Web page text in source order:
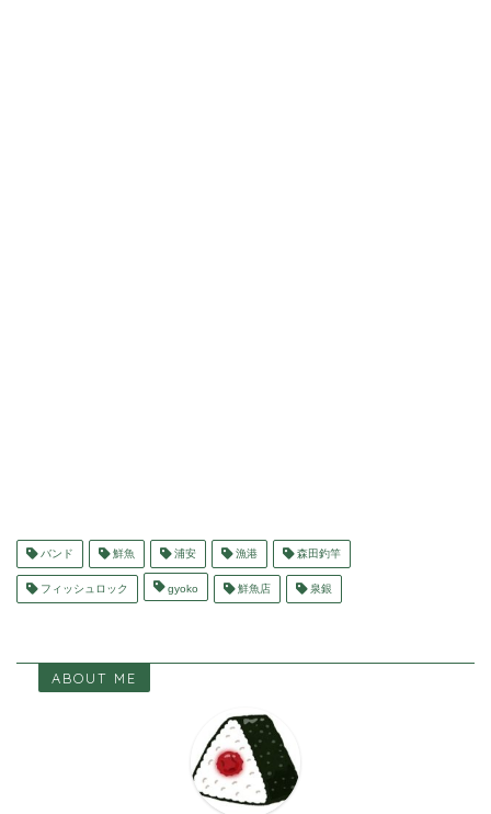
バンド 鮮魚 浦安 漁港 森田釣竿
フィッシュロック gyoko 鮮魚店 泉銀
ABOUT ME